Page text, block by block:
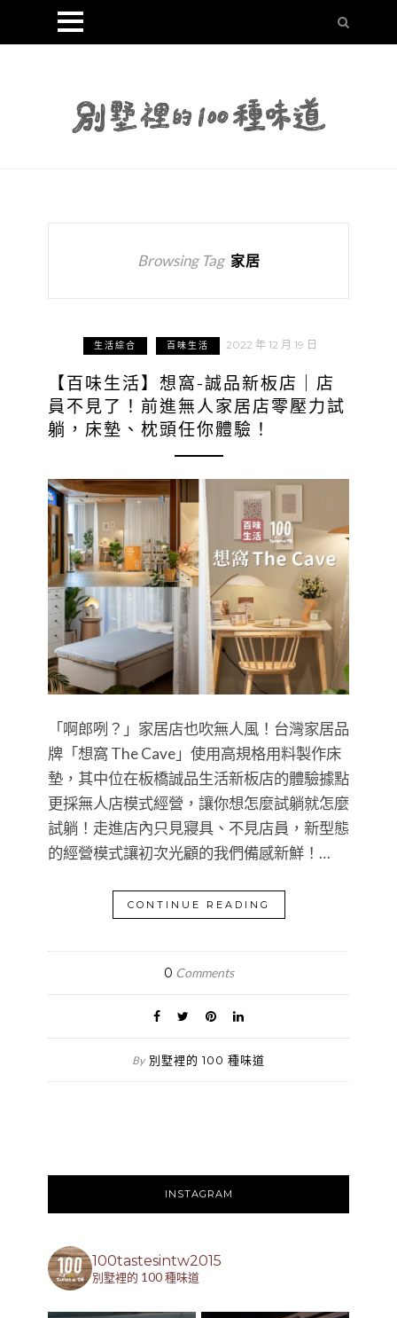
Browsing Tag 家居
生活綜合 百味生活 2022 年 12 月 19 日
【百味生活】想窩-誠品新板店｜店
員不見了！前進無人家居店零壓力試
躺，床墊、枕頭任你體驗！
「啊郎咧？」家居店也吹無人風！台灣家居品
牌「想窩 The Cave」使用高規格用料製作床
墊，其中位在板橋誠品生活新板店的體驗據點
更採無人店模式經營，讓你想怎麼試躺就怎麼
試躺！走進店內只見寢具、不見店員，新型態
的經營模式讓初次光顧的我們備感新鮮！…
CONTINUE READING
0 Comments
By 別墅裡的 100 種味道
INSTAGRAM
100tastesintw2015
別墅裡的 100 種味道